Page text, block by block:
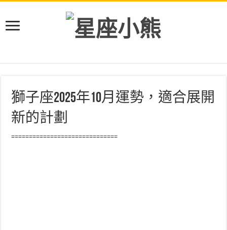
獅子座2025年10月運勢，適合展開
新的計劃
==============================